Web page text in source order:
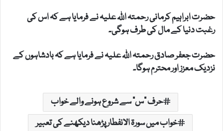
حضرت ابراہیم کرمانی رحمتہ اللہ علیہ نے فرمایا ہے کہ اس کی
رغبت دنیا کے مال کی طرف ہوگی۔
حضرت جعفر صادق رحمتہ اللہ علیہ نے فرمایا ہے کہ بادشاہوں کے
نزدیک معزز اور محترم ہوگا۔
حرف "س" سے شروع ہونے والے خواب
خواب میں سورۃ الانفطار پڑھنا دیکھنے کی تعبیر